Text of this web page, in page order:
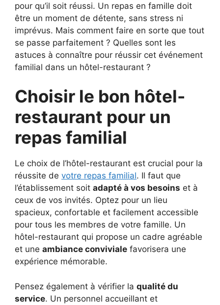
pour qu’il soit réussi. Un repas en famille doit
être un moment de détente, sans stress ni
imprévus. Mais comment faire en sorte que tout
se passe parfaitement ? Quelles sont les
astuces à connaître pour réussir cet événement
familial dans un hôtel-restaurant ?
Choisir le bon hôtel-
restaurant pour un
repas familial
Le choix de l’hôtel-restaurant est crucial pour la
réussite de votre repas familial. Il faut que
l’établissement soit adapté à vos besoins et à
ceux de vos invités. Optez pour un lieu
spacieux, confortable et facilement accessible
pour tous les membres de votre famille. Un
hôtel-restaurant qui propose un cadre agréable
et une ambiance conviviale favorisera une
expérience mémorable.
Pensez également à vérifier la qualité du
service. Un personnel accueillant et